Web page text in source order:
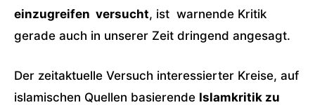
einzugreifen versucht, ist warnende Kritik
gerade auch in unserer Zeit dringend angesagt.
Der zeitaktuelle Versuch interessierter Kreise, auf
islamischen Quellen basierende Islamkritik zu